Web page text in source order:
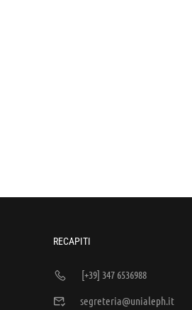
RECAPITI
[+39] 347 6536988
segreteria@unialeph.it